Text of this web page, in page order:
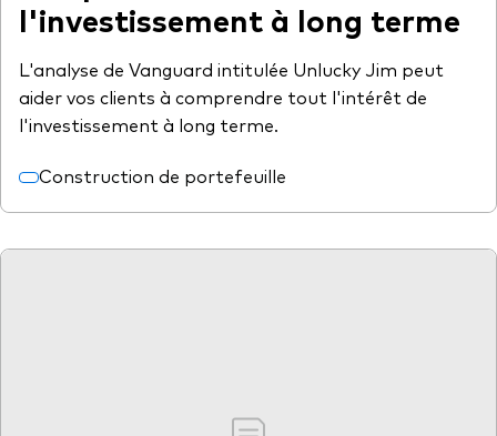
Multi-actifs
Obligations active
Comment investir avec nous
Investir avec Vanguard
Documents juridiques
l'investissement à long terme
L'analyse de Vanguard intitulée Unlucky Jim peut
aider vos clients à comprendre tout l'intérêt de
l'investissement à long terme.
Construction de portefeuille